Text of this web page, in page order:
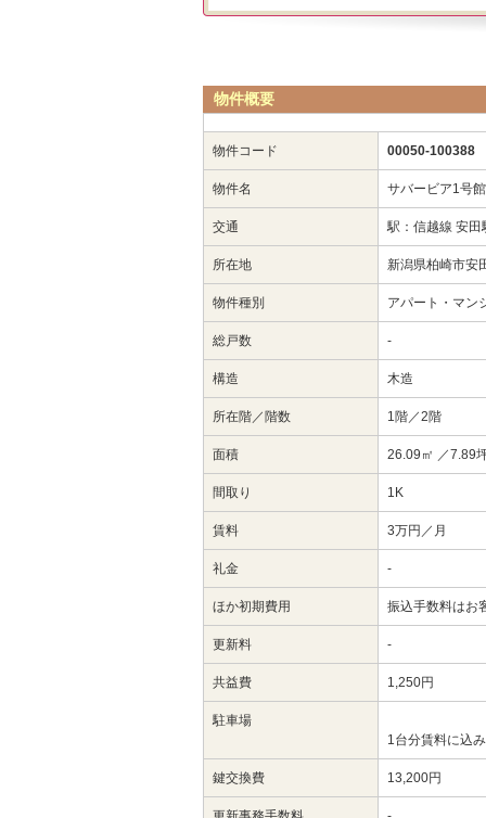
物件概要
物件コード 00050-100388
物件名 サバービア1号館
交通 駅：信越線 安
所在地 新潟県柏崎市安
物件種別 アパート・マン
総戸数 -
構造 木造
所在階／階数 1階／2階
面積 26.09㎡ ／7.89
間取り 1K
賃料 3万円／月
礼金 -
ほか初期費用 振込手数料はお
更新料 -
共益費 1,250円
駐車場
1台分賃料に込み
鍵交換費 13,200円